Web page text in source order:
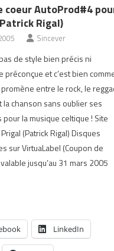
coeur AutoProd#4
Rigal)
Sincever
de style bien précis ni
préconçue et c’est bien
promène entre le rock, le
la chanson sans oublier ses
la musique celtique ! Site
(Patrick Rigal) Disques
sur VirtuaLabel (Coupon de
jusqu’au 31 mars 2005
LinkedIn